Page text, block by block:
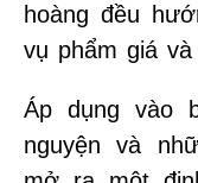
hoàng đều
vụ phẩm giá
Áp dụng vào
nguyện và